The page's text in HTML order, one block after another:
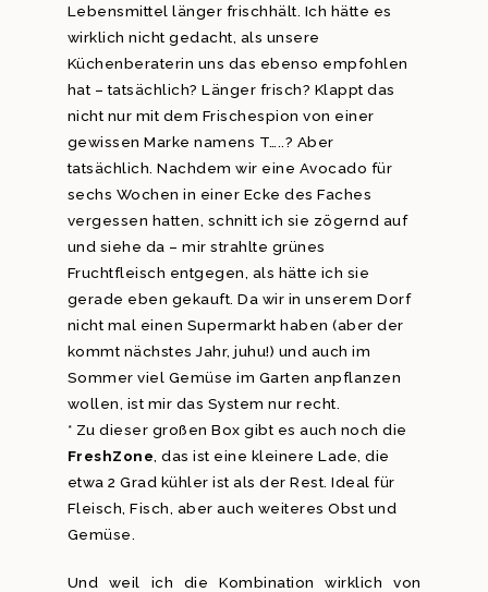
Lebensmittel länger frischhält. Ich hätte es
wirklich nicht gedacht, als unsere
Küchenberaterin uns das ebenso empfohlen
hat – tatsächlich? Länger frisch? Klappt das
nicht nur mit dem Frischespion von einer
gewissen Marke namens T…..? Aber
tatsächlich. Nachdem wir eine Avocado für
sechs Wochen in einer Ecke des Faches
vergessen hatten, schnitt ich sie zögernd auf
und siehe da – mir strahlte grünes
Fruchtfleisch entgegen, als hätte ich sie
gerade eben gekauft. Da wir in unserem Dorf
nicht mal einen Supermarkt haben (aber der
kommt nächstes Jahr, juhu!) und auch im
Sommer viel Gemüse im Garten anpflanzen
wollen, ist mir das System nur recht.
* Zu dieser großen Box gibt es auch noch die
FreshZone , das ist eine kleinere Lade, die
etwa 2 Grad kühler ist als der Rest. Ideal für
Fleisch, Fisch, aber auch weiteres Obst und
Gemüse.
Und weil ich die Kombination wirklich von